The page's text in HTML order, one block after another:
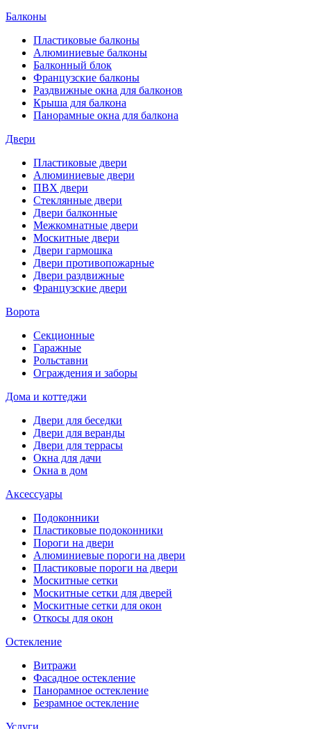
Балконы
Пластиковые балконы
Алюминиевые балконы
Балконный блок
Французские балконы
Раздвижные окна для балконов
Крыша для балкона
Панорамные окна для балкона
Двери
Пластиковые двери
Алюминиевые двери
ПВХ двери
Стеклянные двери
Двери балконные
Межкомнатные двери
Москитные двери
Двери гармошка
Двери противопожарные
Двери раздвижные
Французские двери
Ворота
Секционные
Гаражные
Рольставни
Ограждения и заборы
Дома и коттеджи
Двери для беседки
Двери для веранды
Двери для террасы
Окна для дачи
Окна в дом
Аксессуары
Подоконники
Пластиковые подоконники
Пороги на двери
Алюминиевые пороги на двери
Пластиковые пороги на двери
Москитные сетки
Москитные сетки для дверей
Москитные сетки для окон
Откосы для окон
Остекление
Витражи
Фасадное остекление
Панорамное остекление
Безрамное остекление